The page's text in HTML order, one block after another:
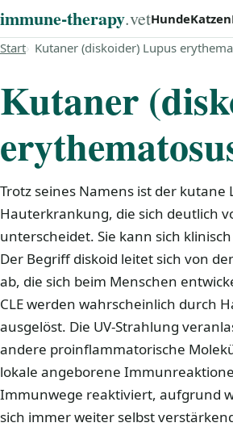
immune‑therapy.vetHundeKatzen
Start Kutaner (diskoider) Lupus
Kutaner
Trotz seines Namens ist der kutane
Hauterkrankung, die sich deutlich
unterscheidet. Sie kann sich
Der Begriff diskoid leitet sich von
ab, die sich beim Menschen
CLE werden wahrscheinlich durch
ausgelöst. Die UV-Strahlung
andere proinflammatorische
lokale angeborene
Immunwege reaktiviert, aufgrund
sich immer weiter selbst